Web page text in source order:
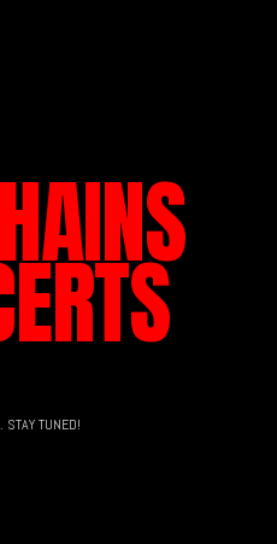
STAY TUNED!